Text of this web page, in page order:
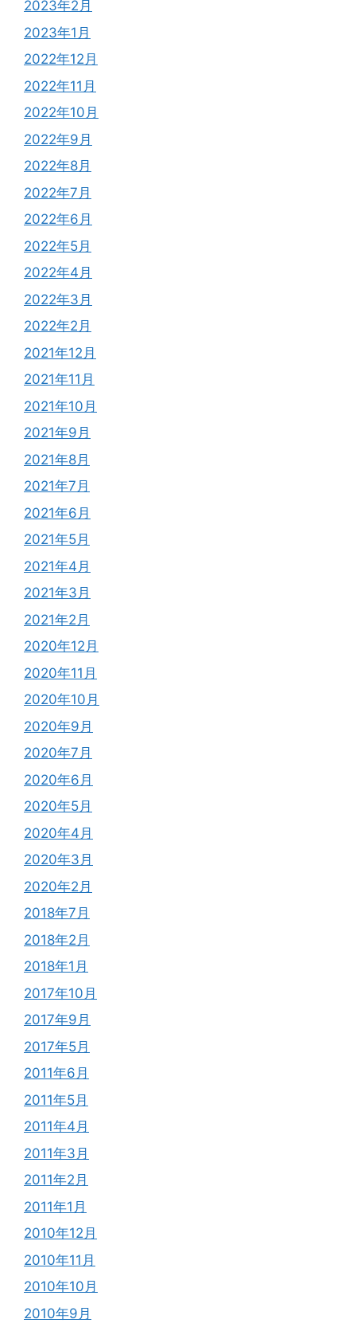
2023年2月
2023年1月
2022年12月
2022年11月
2022年10月
2022年9月
2022年8月
2022年7月
2022年6月
2022年5月
2022年4月
2022年3月
2022年2月
2021年12月
2021年11月
2021年10月
2021年9月
2021年8月
2021年7月
2021年6月
2021年5月
2021年4月
2021年3月
2021年2月
2020年12月
2020年11月
2020年10月
2020年9月
2020年7月
2020年6月
2020年5月
2020年4月
2020年3月
2020年2月
2018年7月
2018年2月
2018年1月
2017年10月
2017年9月
2017年5月
2011年6月
2011年5月
2011年4月
2011年3月
2011年2月
2011年1月
2010年12月
2010年11月
2010年10月
2010年9月